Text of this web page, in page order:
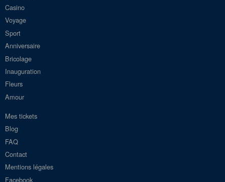
Casino
Voyage
Sport
Anniversaire
Bricolage
Inauguration
Fleurs
Amour
Mes tickets
Blog
FAQ
Contact
Mentions légales
Facebook